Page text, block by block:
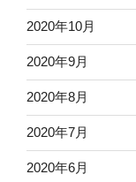
2020年10月
2020年9月
2020年8月
2020年7月
2020年6月